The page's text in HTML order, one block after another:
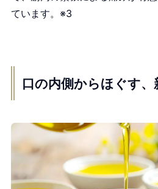
ています。※3
口の内側からほぐす